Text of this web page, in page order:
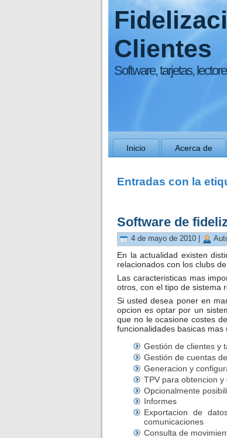
Clientes
Software, tarjetas,
Inicio Acerca de
Entradas con la
Software de
4 de mayo de 2010 |
En la actualidad existen
relacionados con los clubs
Las caracteristicas mas
otros, con el tipo de sistema
Si usted desea poner en
opcion es optar por un
que no le ocasione costes
funcionalidades basicas
Gestión de clientes y
Gestión de cuentas
Generacion y
TPV para obtencion
Opcionalmente
Informes
Exportacion de
comunicaciones
Consulta de